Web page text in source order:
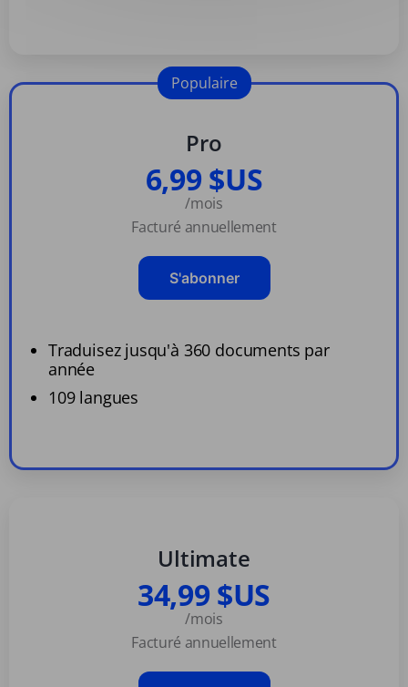
Pro
6,99 $US
/mois
Facturé annuellement
S'abonner
Traduisez jusqu'à 360 documents par
année
109 langues
Populaire
Ultimate
34,99 $US
/mois
Facturé annuellement